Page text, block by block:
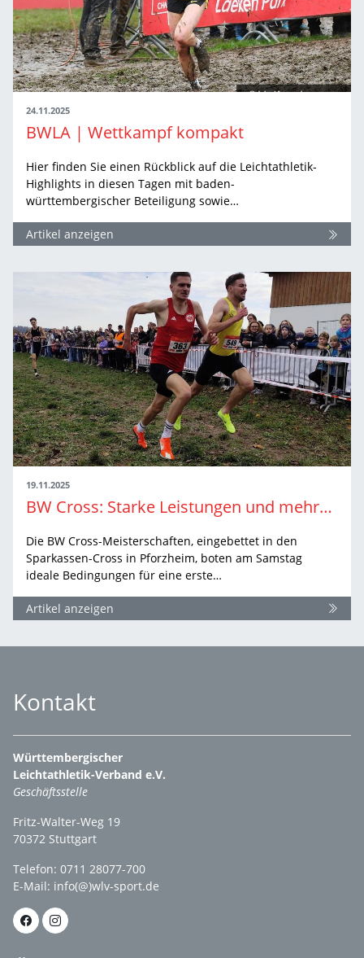
24.11.2025
BWLA | Wettkampf kompakt
Hier finden Sie einen Rückblick auf die Leichtathletik-
Highlights in diesen Tagen mit baden-
württembergischer Beteiligung sowie…
Artikel anzeigen
19.11.2025
BW Cross: Starke Leistungen und mehrere EM-Empfehlungen beim Sparkassen-Cross in Pforzheim
Die BW Cross-Meisterschaften, eingebettet in den
Sparkassen-Cross in Pforzheim, boten am Samstag
ideale Bedingungen für eine erste…
Artikel anzeigen
Kontakt
Württembergischer
Leichtathletik-Verband e.V.
Geschäftsstelle
Fritz-Walter-Weg 19
70372 Stuttgart
Telefon: 0711 28077-700
E-Mail: info(@)wlv-sport.de